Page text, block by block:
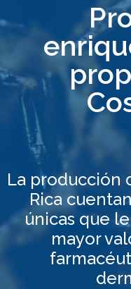
La producción
Rica
únicas que
mayor